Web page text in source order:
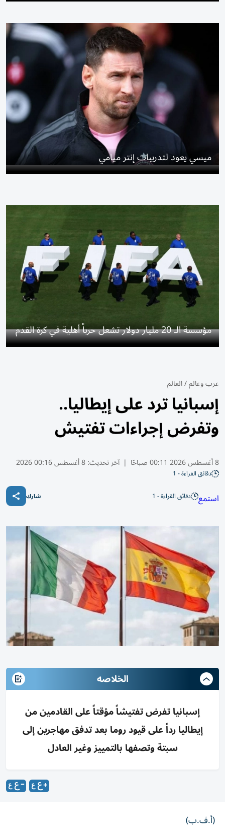
ميسي يعود لتدريبات إنتر ميامي
مؤسسة الـ 20 مليار دولار تشعل حرباً أهلية في كرة القدم
عرب وعالم/العالم
إسبانيا ترد على إيطاليا..
وتفرض إجراءات تفتيش
8 أغسطس 2026 00:11 صباحًا | آخر تحديث:8 أغسطس 00:16 2026
دقائق القراءة - 1
استمع دقائق القراءة - 1 شارك
الخلاصه
إسبانيا تفرض تفتيشاً مؤقتاً على القادمين من
إيطاليا رداً على قيود روما بعد تدفق مهاجرين إلى
سبتة وتصفها بالتمييز وغير العادل
(أ.ف.ب)